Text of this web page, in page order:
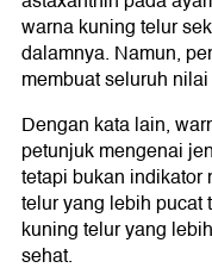
warna kuning telur
dalamnya. Namun,
membuat seluruh
Dengan kata lain,
petunjuk mengenai
tetapi bukan indikator
telur yang lebih pucat
kuning telur yang
sehat.